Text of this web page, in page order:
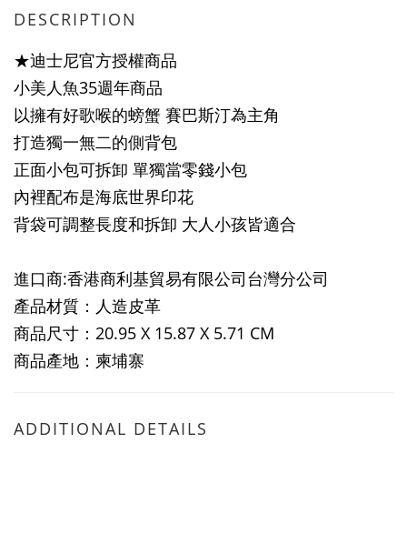
DESCRIPTION
★迪士尼官方授權商品
小美人魚35週年商品
以擁有好歌喉的螃蟹 賽巴斯汀為主角
打造獨一無二的側背包
正面小包可拆卸 單獨當零錢小包
內裡配布是海底世界印花
背袋可調整長度和拆卸 大人小孩皆適合
進口商:香港商利基貿易有限公司台灣分公司
產品材質：人造皮革
商品尺寸：20.95 X 15.87 X 5.71 CM
商品產地：柬埔寨
ADDITIONAL DETAILS